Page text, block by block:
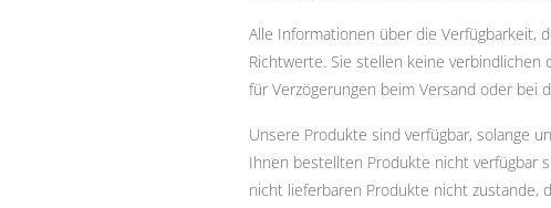
Alle Informationen über die Verfügbarkeit,
Richtwerte. Sie stellen keine
für Verzögerungen beim Versand oder bei
Unsere Produkte sind verfügbar, solange
Ihnen bestellten Produkte nicht verfügbar
nicht lieferbaren Produkte nicht zustande,